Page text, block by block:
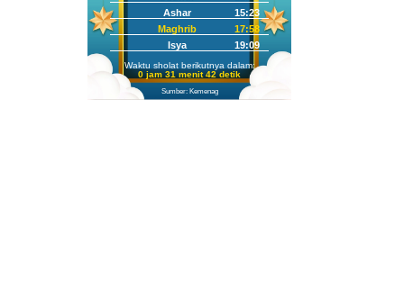
Ashar
15:23
Maghrib
17:58
Isya
19:09
Waktu sholat berikutnya dalam:
0 jam 31 menit 41 detik
Sumber: Kemenag